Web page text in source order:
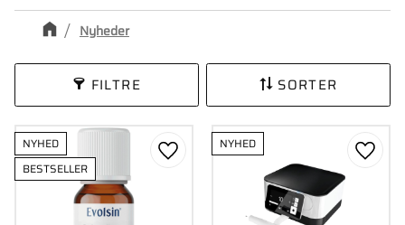
Nyheder
FILTRE SORTER
NYHED
BESTSELLER
Gem som favorit
NYHED
Gem